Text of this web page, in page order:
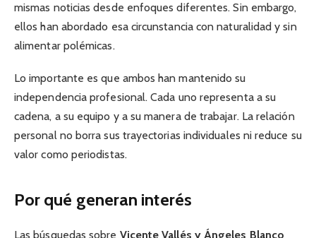
mismas noticias desde enfoques diferentes. Sin embargo,
ellos han abordado esa circunstancia con naturalidad y sin
alimentar polémicas.
Lo importante es que ambos han mantenido su
independencia profesional. Cada uno representa a su
cadena, a su equipo y a su manera de trabajar. La relación
personal no borra sus trayectorias individuales ni reduce su
valor como periodistas.
Por qué generan interés
Las búsquedas sobre Vicente Vallés y Ángeles Blanco